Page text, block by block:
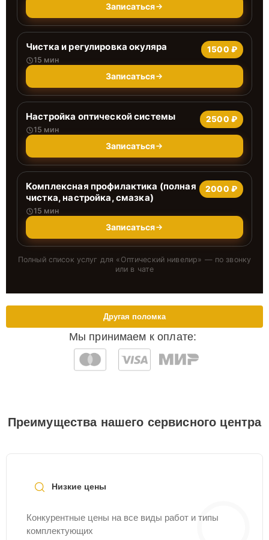
Записаться
Чистка и регулировка окуляра
15 мин
1500 ₽
Записаться
Настройка оптической системы
15 мин
2500 ₽
Записаться
Комплексная профилактика (полная
чистка, настройка, смазка)
15 мин
2000 ₽
Записаться
Полный список услуг для « Оптический нивелир» — по звонку
или в чате
Мы принимаем к оплате:
Другая поломка
Преимущества нашего сервисного центра
Низкие цены
Конкурентные цены на все виды работ и типы
комплектующих